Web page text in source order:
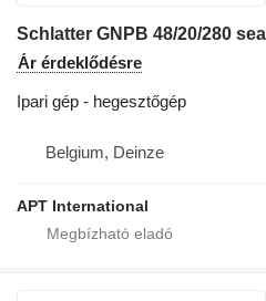
Schlatter GNPB 48/20/280
Ár érdeklődésre
Ipari gép - hegesztőgép
Belgium, Deinze
APT International